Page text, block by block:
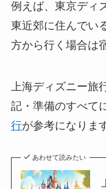
例えば、東京ディ
東近郊に住んでい
方から行く場合は
上海ディズニー
記・準備のすべて
行が参考になりま
あわせて読みたい